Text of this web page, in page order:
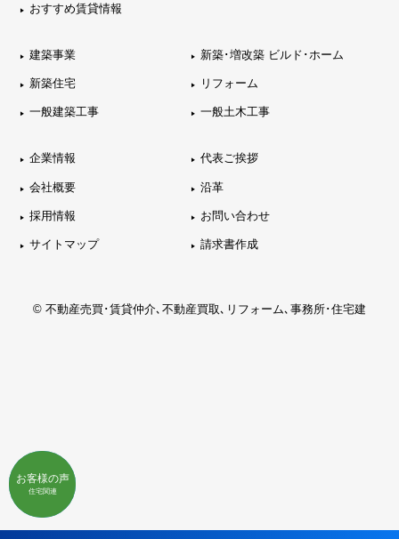
おすすめ賃貸情報
建築事業 新築･増改築 ビルド･ホーム
新築住宅 リフォーム
一般建築工事 一般土木工事
企業情報 代表ご挨拶
会社概要 沿革
採用情報 お問い合わせ
サイトマップ 請求書作成
© 不動産売買･賃貸仲介､不動産買取､リフォーム､事務所･住宅建
お客様の声
不動産関連
お客様の声
住宅関連